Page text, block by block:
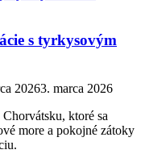
s tyrkysovým
20263. marca 2026
ktoré sa
more a pokojné zátoky